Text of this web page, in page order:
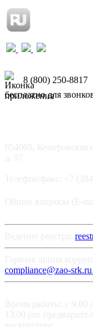
8 (800) 250-8817
бесплатно для
compliance@zao-srk.ru